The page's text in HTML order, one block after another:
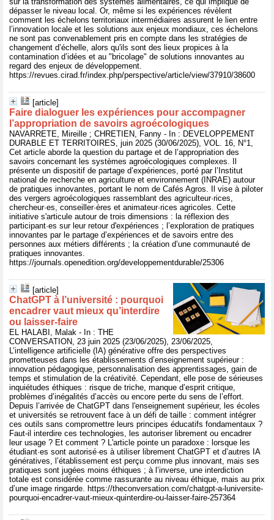
dépasser le niveau local. Or, même si les expériences révèlent
comment les échelons territoriaux intermédiaires assurent le lien entre
l’innovation locale et les solutions aux enjeux mondiaux, ces échelons
ne sont pas convenablement pris en compte dans les stratégies de
changement d’échelle, alors qu'ils sont des lieux propices à la
contamination d’idées et au "bricolage" de solutions innovantes au
regard des enjeux de développement.
https://revues.cirad.fr/index.php/perspective/article/view/37910/38600
[article]
Faire dialoguer les expériences pour accompagner
l’appropriation de savoirs agroécologiques
NAVARRETE, Mireille ; CHRETIEN, Fanny - In : DEVELOPPEMENT
DURABLE ET TERRITOIRES, juin 2025 (30/06/2025), VOL. 16, N°1,
Cet article aborde la question du partage et de l’appropriation des
savoirs concernant les systèmes agroécologiques complexes. Il
présente un dispositif de partage d’expériences, porté par l’Institut
national de recherche en agriculture et environnement (INRAE) autour
de pratiques innovantes, portant le nom de Cafés Agros. Il vise à piloter
des vergers agroécologiques rassemblant des agriculteur·rices,
chercheur·es, conseiller·ères et animateur·rices agricoles. Cette
initiative s'articule autour de trois dimensions : la réflexion des
participant·es sur leur retour d'expériences ; l’exploration de pratiques
innovantes par le partage d’expériences et de savoirs entre des
personnes aux métiers différents ; la création d’une communauté de
pratiques innovantes.
https://journals.openedition.org/developpementdurable/25306
[article]
ChatGPT à l’université : pourquoi
encadrer vaut mieux qu’interdire
ou laisser-faire
EL HALABI, Malak - In : THE
CONVERSATION, 23 juin 2025 (23/06/2025), 23/06/2025,
L’intelligence artificielle (IA) générative offre des perspectives
prometteuses dans les établissements d’enseignement supérieur :
innovation pédagogique, personnalisation des apprentissages, gain de
temps et stimulation de la créativité. Cependant, elle pose de sérieuses
inquiétudes éthiques : risque de triche, manque d’esprit critique,
problèmes d’inégalités d’accès ou encore perte du sens de l’effort.
Depuis l’arrivée de ChatGPT dans l'enseignement supérieur, les écoles
et universités se retrouvent face à un défi de taille : comment intégrer
ces outils sans compromettre leurs principes éducatifs fondamentaux ?
Faut-il interdire ces technologies, les autoriser librement ou encadrer
leur usage ? Et comment ? L'article pointe un paradoxe : lorsque les
étudiant·es sont autorisé·es à utiliser librement ChatGPT et d’autres IA
génératives, l’établissement est perçu comme plus innovant, mais ses
pratiques sont jugées moins éthiques ; à l’inverse, une interdiction
totale est considérée comme rassurante au niveau éthique, mais au prix
d’une image ringarde. https://theconversation.com/chatgpt-a-luniversite-
pourquoi-encadrer-vaut-mieux-quinterdire-ou-laisser-faire-257364